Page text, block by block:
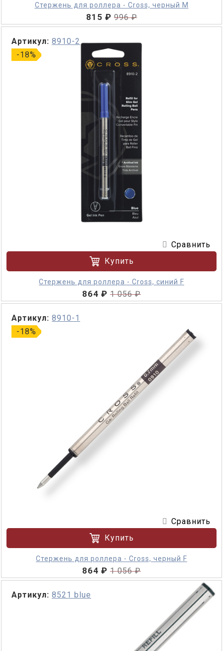
Стержень для роллера - Cross, черный M
815 ₽ 996 ₽
-18%
Артикул: 8910-2
Сравнить
Купить
Стержень для роллера - Cross, синий F
864 ₽ 1 056 ₽
-18%
Артикул: 8910-1
Сравнить
Купить
Стержень для роллера - Cross, черный F
864 ₽ 1 056 ₽
Артикул: 8521 blue